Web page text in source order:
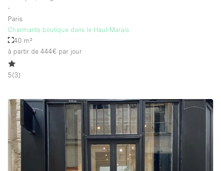
∙
Paris
Charmante boutique dans le Haut-Marais
40 m²
à partir de 444€ par jour
5(3)